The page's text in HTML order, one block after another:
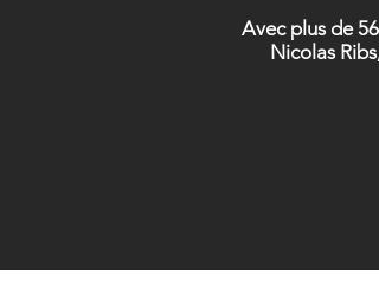
Avec plus de
Nicolas